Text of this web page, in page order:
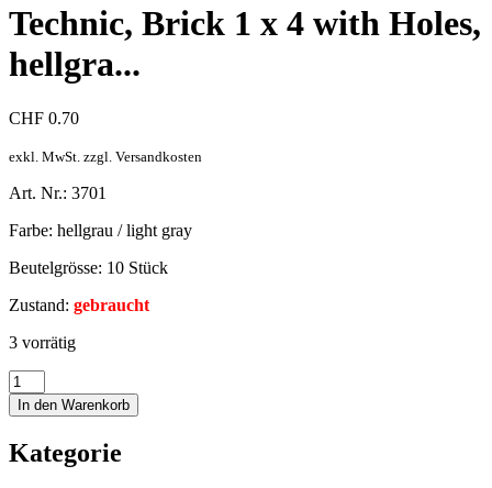
Technic, Brick 1 x 4 with Holes,
hellgra...
CHF 0.70
exkl. MwSt. zzgl. Versandkosten
Art. Nr.: 3701
Farbe: hellgrau / light gray
Beutelgrösse: 10 Stück
Zustand: gebraucht
3 vorrätig
In den Warenkorb
Kategorie